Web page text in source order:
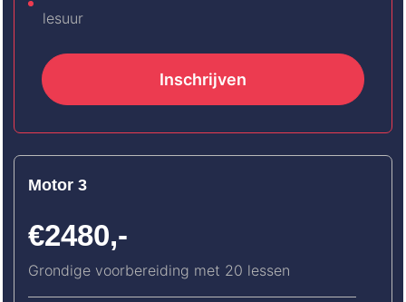
lesuur
Inschrijven
Motor 3
€2480,-
Grondige voorbereiding met 20 lessen